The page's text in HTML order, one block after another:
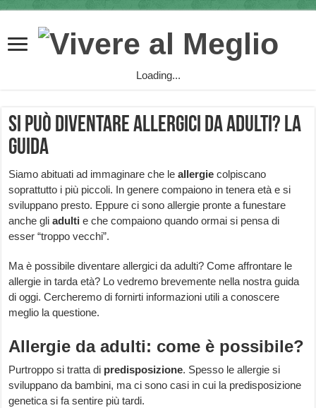
Loading...
Si può diventare allergici da adulti? La
guida
Siamo abituati ad immaginare che leallergie colpiscano
soprattutto i più piccoli. In genere compaiono in tenera età e si
sviluppano presto. Eppure ci sono allergie pronte a funestare
anche gliadulti e che compaiono quando ormai si pensa di
esser “troppo vecchi”.
Ma è possibile diventare allergici da adulti? Come affrontare le
allergie in tarda età? Lo vedremo brevemente nella nostra guida
di oggi. Cercheremo di fornirti informazioni utili a conoscere
meglio la questione.
Allergie da adulti: come è possibile?
Purtroppo si tratta di predisposizione. Spesso le allergie si
sviluppano da bambini, ma ci sono casi in cui la predisposizione
genetica si fa sentire più tardi.